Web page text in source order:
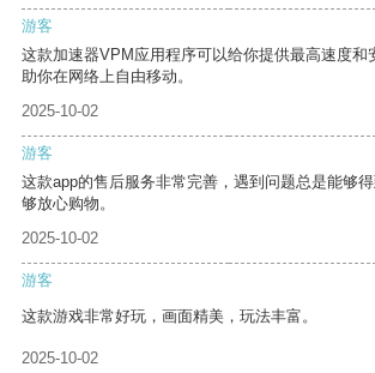
游客
这款加速器VPM应用程序可以给你提供最高速度和
助你在网络上自由移动。
2025-10-02
游客
这款app的售后服务非常完善，遇到问题总是能够
够放心购物。
2025-10-02
游客
这款游戏非常好玩，画面精美，玩法丰富。
2025-10-02